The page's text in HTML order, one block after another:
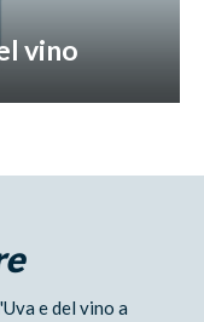
vino
e del vino a